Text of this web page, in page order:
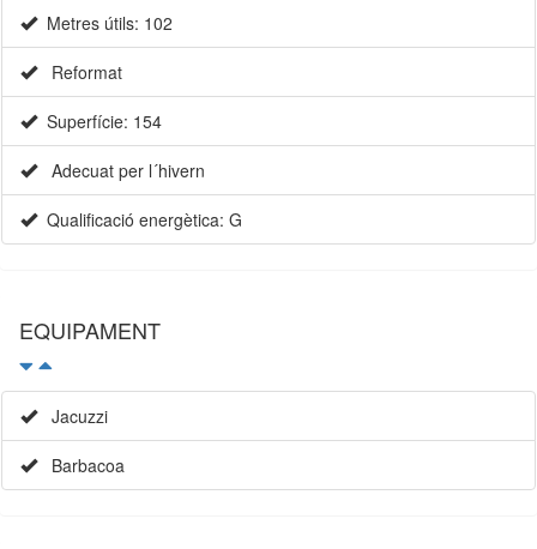
Metres útils: 102
Reformat
Superfície: 154
Adecuat per l´hivern
Qualificació energètica: G
EQUIPAMENT
Jacuzzi
Barbacoa